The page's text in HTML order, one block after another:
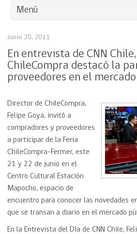
Menú
Junio 20, 2011
En entrevista de CNN
ChileCompra destacó la
proveedores en el
Director de ChileCompra,
Felipe Goya, invitó a
compradores y proveedores
a participar de la Feria
ChileCompra-Fermer, este
21 y 22 de junio en el
Centro Cultural Estación
Mapocho, espacio de
encuentro para conocer las novedades
que se transan a diario en el mercado
En la Entrevista del Día de CNN Chile,